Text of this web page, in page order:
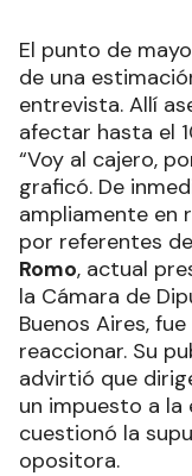
El punto de
de una
entrevista. Allí
afectar hasta el
“Voy al cajero,
graficó. De
ampliamente en
por referentes
Romo, actual
la Cámara de
Buenos Aires,
reaccionar. Su
advirtió que
un impuesto a
cuestionó la
opositora.